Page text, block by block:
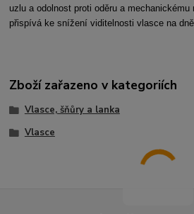
uzlu a odolnost proti oděru a
přispívá ke snížení viditelnosti vlasce na
Zboží zařazeno v kategoriích
Vlasce, šňůry a lanka
Vlasce